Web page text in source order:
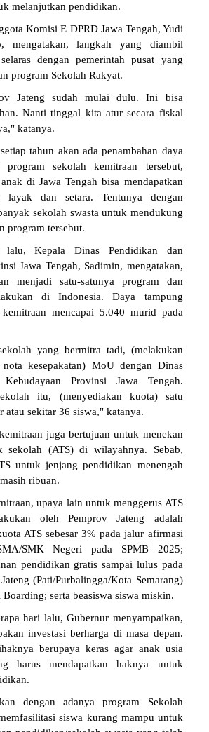
melanjutkan pendidikan.
Komisi E DPRD Jawa Tengah, Yudi
mengatakan, langkah yang diambil
dengan pemerintah pusat yang
program Sekolah Rakyat.
Jateng sudah mulai dulu. Ini bisa
Nanti tinggal kita atur secara fiskal
katanya.
tahun akan ada penambahan daya
program sekolah kemitraan tersebut,
di Jawa Tengah bisa mendapatkan
layak dan setara. Tentunya dengan
sekolah swasta untuk mendukung
program tersebut.
lalu, Kepala Dinas Pendidikan dan
Jawa Tengah, Sadimin, mengatakan,
menjadi satu-satunya program dan
di Indonesia. Daya tampung
mencapai 5.040 murid pada
yang bermitra tadi, (melakukan
nota kesepakatan) MoU dengan Dinas
Provinsi Jawa Tengah.
itu, (menyediakan kuota) satu
atau sekitar 36 siswa," katanya.
juga bertujuan untuk menekan
sekolah (ATS) di wilayahnya. Sebab,
untuk jenjang pendidikan menengah
ribuan.
upaya lain untuk menggerus ATS
oleh Pemprov Jateng adalah
ATS sebesar 3% pada jalur afirmasi
SMK Negeri pada SPMB 2025;
pendidikan gratis sampai lulus pada
(Pati/Purbalingga/Kota Semarang)
serta beasiswa siswa miskin.
hari lalu, Gubernur menyampaikan,
investasi berharga di masa depan.
berupaya keras agar anak usia
harus mendapatkan haknya untuk
dengan adanya program Sekolah
siswa kurang mampu untuk